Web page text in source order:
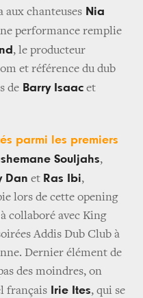
aux chanteuses Nia
performance remplie
, le producteur
et référence du dub
de Barry Isaac et
parmi les premiers
Souljahs,
Dan et Ras Ibi,
lors de cette opening
collaboré avec King
Addis Dub Club à
Dernier élément de
des moindres, on
français Irie Ites, qui se